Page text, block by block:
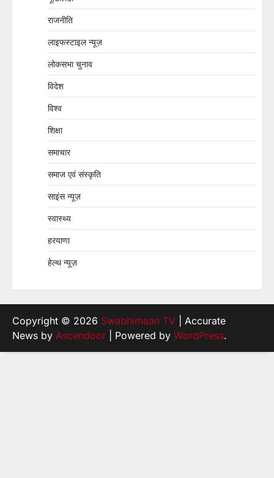
राजनीति
लाइफस्टाइल न्यूज़
लोकसभा चुनाव
विदेश
विश्व
शिक्षा
समाचार
समाज एवं संस्कृति
साइंस न्यूज़
स्वास्थ्य
हरयाणा
हेल्थ न्यूज़
Copyright © 2026 Swabhimaan TV | Accurate
News by Ascendoor | Powered by WordPress.